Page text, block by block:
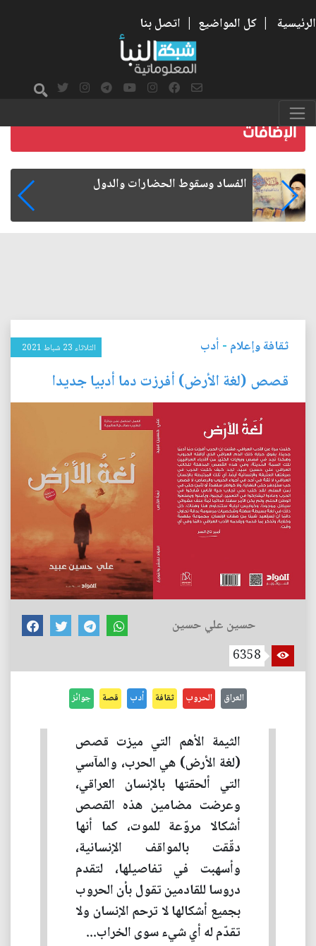
الرئيسية | كل المواضيع | اتصل بنا
رواتب الموظفين على صفيح ساخن
ثقافة وإعلام - أدب الثلاثاء 23 شباط 2021
قصص (لغة الأرض) أفرزت دما أدبيا جديدا
حسين علي حسين
6358
العراق الحروب ثقافة أدب قصة جوائز
الثيمة الأهم التي ميزت قصص
(لغة الأرض) هي الحرب، والمآسي
التي ألحقتها بالإنسان العراقي،
وعرضت مضامين هذه القصص
أشكالا مروّعة للموت، كما أنها
دقّقت بالمواقف الإنسانية،
وأسهبت في تفاصيلها، لتقدم
دروسا للقادمين تقول بأن الحروب
بجميع أشكالها لا ترحم الإنسان ولا
تقدّم له أي شيء سوى الخراب...